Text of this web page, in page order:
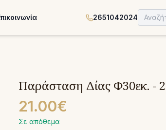
2651042024
Παράσταση Δίας Φ30εκ. -
21.00€
Σε απόθεμα